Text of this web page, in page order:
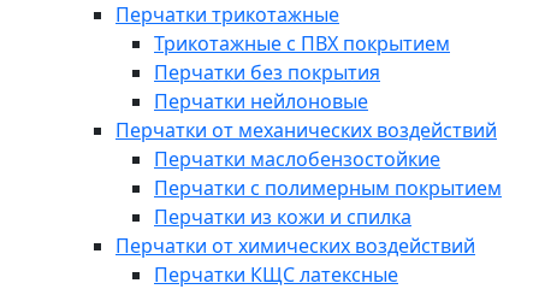
Перчатки трикотажные
Трикотажные с ПВХ покрытием
Перчатки без покрытия
Перчатки нейлоновые
Перчатки от механических воздействий
Перчатки маслобензостойкие
Перчатки с полимерным покрытием
Перчатки из кожи и спилка
Перчатки от химических воздействий
Перчатки КЩС латексные